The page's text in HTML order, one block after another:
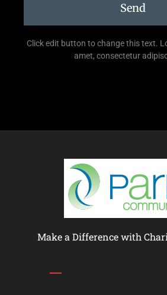
Send
Click edit button to change this text.
amet, consectetur
Make a Difference with